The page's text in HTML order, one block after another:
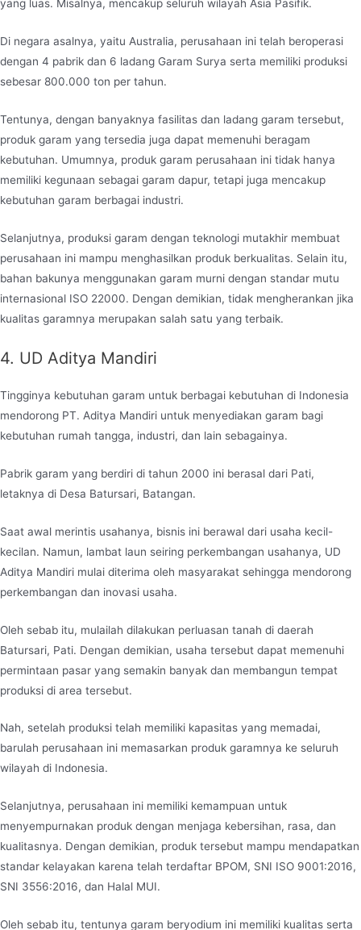
yang luas. Misalnya, mencakup seluruh wilayah Asia Pasifik.
Di negara asalnya, yaitu Australia, perusahaan ini telah beroperasi
dengan 4 pabrik dan 6 ladang Garam Surya serta memiliki produksi
sebesar 800.000 ton per tahun.
Tentunya, dengan banyaknya fasilitas dan ladang garam tersebut,
produk garam yang tersedia juga dapat memenuhi beragam
kebutuhan. Umumnya, produk garam perusahaan ini tidak hanya
memiliki kegunaan sebagai garam dapur, tetapi juga mencakup
kebutuhan garam berbagai industri.
Selanjutnya, produksi garam dengan teknologi mutakhir membuat
perusahaan ini mampu menghasilkan produk berkualitas. Selain itu,
bahan bakunya menggunakan garam murni dengan standar mutu
internasional ISO 22000. Dengan demikian, tidak mengherankan jika
kualitas garamnya merupakan salah satu yang terbaik.
4. UD Aditya Mandiri
Tingginya kebutuhan garam untuk berbagai kebutuhan di Indonesia
mendorong PT. Aditya Mandiri untuk menyediakan garam bagi
kebutuhan rumah tangga, industri, dan lain sebagainya.
Pabrik garam yang berdiri di tahun 2000 ini berasal dari Pati,
letaknya di Desa Batursari, Batangan.
Saat awal merintis usahanya, bisnis ini berawal dari usaha kecil-
kecilan. Namun, lambat laun seiring perkembangan usahanya, UD
Aditya Mandiri mulai diterima oleh masyarakat sehingga mendorong
perkembangan dan inovasi usaha.
Oleh sebab itu, mulailah dilakukan perluasan tanah di daerah
Batursari, Pati. Dengan demikian, usaha tersebut dapat memenuhi
permintaan pasar yang semakin banyak dan membangun tempat
produksi di area tersebut.
Nah, setelah produksi telah memiliki kapasitas yang memadai,
barulah perusahaan ini memasarkan produk garamnya ke seluruh
wilayah di Indonesia.
Selanjutnya, perusahaan ini memiliki kemampuan untuk
menyempurnakan produk dengan menjaga kebersihan, rasa, dan
kualitasnya. Dengan demikian, produk tersebut mampu mendapatkan
standar kelayakan karena telah terdaftar BPOM, SNI ISO 9001:2016,
SNI 3556:2016, dan Halal MUI.
Oleh sebab itu, tentunya garam beryodium ini memiliki kualitas serta